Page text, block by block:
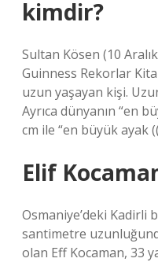
kimdir?
Sultan Kösen (10
Guinness Rekorlar
uzun yaşayan kişi.
Ayrıca dünyanın “en
cm ile “en büyük ayak
Elif
Osmaniye’deki Kadirli
santimetre
olan Eff Kocaman, 33